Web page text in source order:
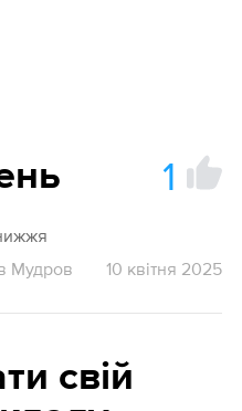
1
Мудров 10 квітня 2025
свій